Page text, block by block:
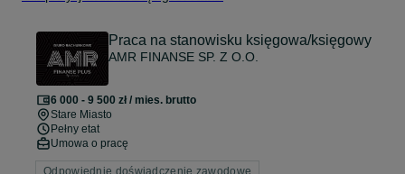
Praca na stanowisku księgowa/księgowy
AMR FINANSE SP. Z O.O.
6 000 - 9 500 zł / mies. brutto
Stare Miasto
Pełny etat
Umowa o pracę